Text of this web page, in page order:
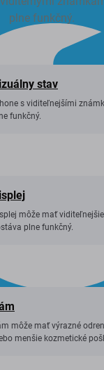
plne funkčný.
stav
s viditeľnejšími
môže mať viditeľnejšie
môže mať výrazné